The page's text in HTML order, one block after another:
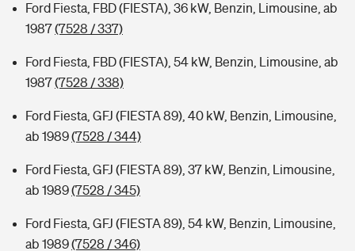
Ford Fiesta, FBD (FIESTA), 36 kW, Benzin, Limousine, ab
1987(7528 / 337)
Ford Fiesta, FBD (FIESTA), 54 kW, Benzin, Limousine, ab
1987(7528 / 338)
Ford Fiesta, GFJ (FIESTA 89), 40 kW, Benzin, Limousine,
ab 1989(7528 / 344)
Ford Fiesta, GFJ (FIESTA 89), 37 kW, Benzin, Limousine,
ab 1989(7528 / 345)
Ford Fiesta, GFJ (FIESTA 89), 54 kW, Benzin, Limousine,
ab 1989(7528 / 346)